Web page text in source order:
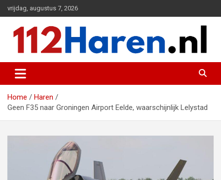
naar
inhoud
vrijdag, augustus 7, 2026
112 Haren.nl
Home
Haren
Geen F35 naar Groningen Airport Eelde, waarschijnlijk Lelystad